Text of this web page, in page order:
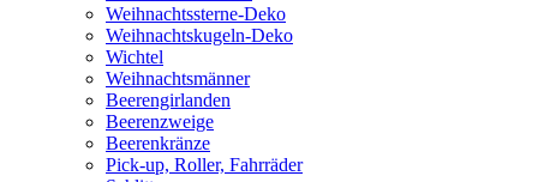
Weihnachtssterne-Deko
Weihnachtskugeln-Deko
Wichtel
Weihnachtsmänner
Beerengirlanden
Beerenzweige
Beerenkränze
Pick-up, Roller, Fahrräder